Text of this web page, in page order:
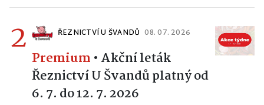
2 ŘEZNICTVÍ U ŠVANDŮ 08. 07. 2026
Premium • Akční leták
Řeznictví U Švandů platný od
6. 7. do 12. 7. 2026